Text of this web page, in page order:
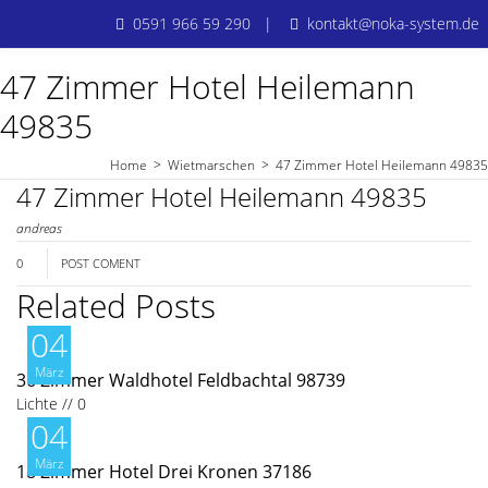
0591 966 59 290 | kontakt@noka-system.de
47 Zimmer Hotel Heilemann
49835
Home > Wietmarschen > 47 Zimmer Hotel Heilemann 49835
47 Zimmer Hotel Heilemann 49835
andreas
0 POST COMENT
Related Posts
04
März
36 Zimmer Waldhotel Feldbachtal 98739
Lichte // 0
04
März
18 Zimmer Hotel Drei Kronen 37186